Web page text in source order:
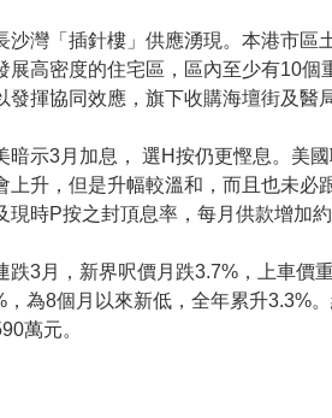
沙灣「插針樓」供應湧現。本港市
展高密度的住宅區，區內至少有10
發揮協同效應，旗下收購海壇街及醫
暗示3月加息， 選H按仍更慳息。美
上升，但是升幅較溫和，而且也未
現時P按之封頂息率，每月供款增加約
跌3月，新界呎價月跌3.7%，上車
，為8個月以來新低，全年累升3.3%
萬元。